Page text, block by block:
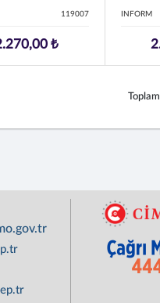
119007
₺
INFORM
Toplam